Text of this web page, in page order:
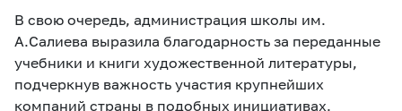
В свою очередь, администрация школы им.
А.Салиева выразила благодарность за переданные
учебники и книги художественной литературы,
подчеркнув важность участия крупнейших
компаний страны в подобных инициативах.